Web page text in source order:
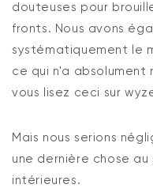
douteuses pour
fronts. Nous avons
systématiquement le
ce qui n'a
vous lisez ceci sur
Mais nous serions
une dernière chose
intérieures.